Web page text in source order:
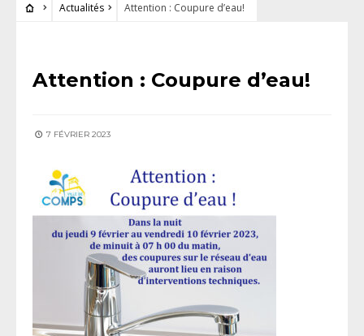
Actualités Attention : Coupure d’eau!
Attention : Coupure d’eau!
7 FÉVRIER 2023